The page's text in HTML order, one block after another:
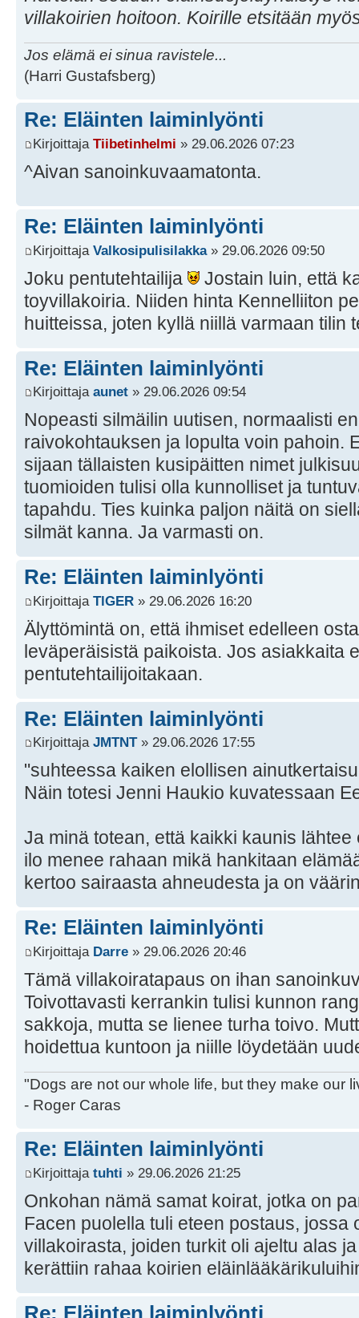
villakoirien hoitoon. Koirille etsitään
Jos elämä ei sinua ravistele...
(Harri Gustafsberg)
Re: Eläinten laiminlyönti
Kirjoittaja Tiibetinhelmi » 29.06.2026 07:23
^Aivan sanoinkuvaamatonta.
Re: Eläinten laiminlyönti
Kirjoittaja Valkosipulisilakka» 29.06.2026 09:50
Joku pentutehtailija
Jostain luin, että
toyvillakoiria. Niiden hinta Kennelliiton
huitteissa, joten kyllä niillä varmaan tilin
Re: Eläinten laiminlyönti
Kirjoittaja aunet » 29.06.2026 09:54
Nopeasti silmäilin uutisen, normaalisti
raivokohtauksen ja lopulta voin pahoin.
sijaan tällaisten kusipäitten nimet
tuomioiden tulisi olla kunnolliset ja
tapahdu. Ties kuinka paljon näitä on
silmät kanna. Ja varmasti on.
Re: Eläinten laiminlyönti
Kirjoittaja TlGER » 29.06.2026 16:20
Älyttömintä on, että ihmiset edelleen
leväperäisistä paikoista. Jos asiakkaita
pentutehtailijoitakaan.
Re: Eläinten laiminlyönti
Kirjoittaja JMTNT» 29.06.2026 17:55
"suhteessa kaiken elollisen
Näin totesi Jenni Haukio kuvatessaan
Ja minä totean, että kaikki kaunis
ilo menee rahaan mikä hankitaan
kertoo sairaasta ahneudesta ja on
Re: Eläinten laiminlyönti
Kirjoittaja Darre » 29.06.2026 20:46
Tämä villakoiratapaus on ihan
Toivottavasti kerrankin tulisi kunnon
sakkoja, mutta se lienee turha toivo.
hoidettua kuntoon ja niille löydetään
"Dogs are not our whole life, but they make our
- Roger Caras
Re: Eläinten laiminlyönti
Kirjoittaja tuhti » 29.06.2026 21:25
Onkohan nämä samat koirat, jotka on
Facen puolella tuli eteen postaus, jossa
villakoirasta, joiden turkit oli ajeltu alas
kerättiin rahaa koirien
Re: Eläinten laiminlyönti